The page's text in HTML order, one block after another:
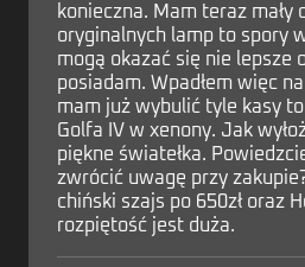
konieczna. Mam teraz mały
oryginalnych lamp to spory
mogą okazać się nie lepsze
posiadam. Wpadłem więc
mam już wybulić tyle kasy
Golfa IV w xenony. Jak
piękne światełka.
zwrócić uwagę przy
chiński szajs po 650zł oraz
rozpiętość jest duża.